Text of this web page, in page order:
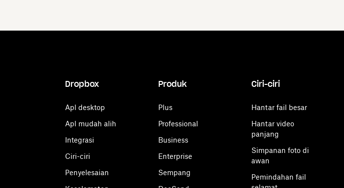
Dropbox
Apl desktop
Apl mudah alih
Integrasi
Ciri-ciri
Penyelesaian
Produk
Plus
Professional
Business
Enterprise
Sempang
Ciri-ciri
Hantar fail besar
Hantar video
panjang
Simpanan foto di
awan
Pemindahan fail